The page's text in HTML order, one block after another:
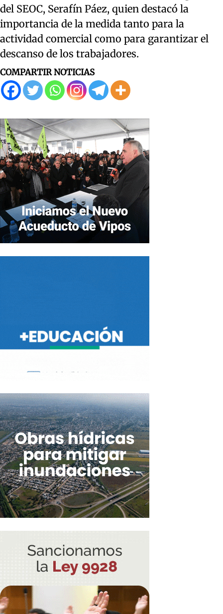
del SEOC, Serafín Páez, quien destacó la
importancia de la medida tanto para la
actividad comercial como para garantizar el
descanso de los trabajadores.
COMPARTIR NOTICIAS